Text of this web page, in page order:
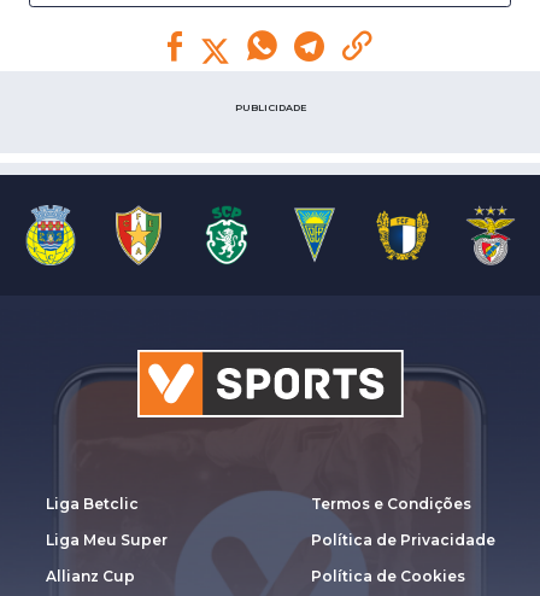
PUBLICIDADE
Liga Betclic
Liga Meu Super
Allianz Cup
Termos e Condições
Política de Privacidade
Política de Cookies